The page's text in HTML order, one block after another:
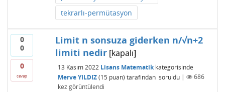
tekrarlı-permütasyon
0
0
0
cevap
Limit n sonsuza giderken n/√n+2
limiti nedir[kapalı]
13 Kasım 2022 Lisans Matematikkategorisinde
Merve YILDIZ (15 puan) tarafından soruldu |
686
kez görüntülendi